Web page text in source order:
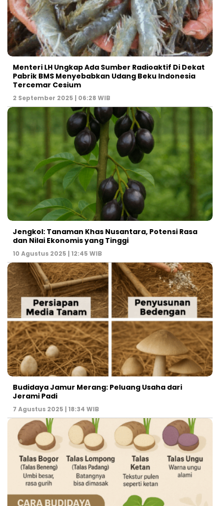
Menteri LH Ungkap Ada Sumber Radioaktif Di Dekat
Pabrik BMS Menyebabkan Udang Beku Indonesia
Tercemar Cesium
2 September 2025 | 06:28 WIB
Jengkol: Tanaman Khas Nusantara, Potensi Rasa
dan Nilai Ekonomis yang Tinggi
10 Agustus 2025 | 12:45 WIB
Budidaya Jamur Merang: Peluang Usaha dari
Jerami Padi
7 Agustus 2025 | 18:34 WIB